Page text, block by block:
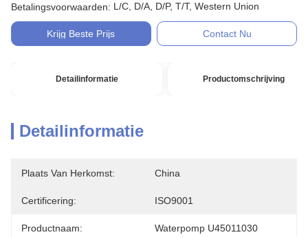
Betalingsvoorwaarden: L/C, D/A, D/P, T/T, Western Union
Krijg Beste Prijs Contact Nu
Detailinformatie Productomschrijving
Detailinformatie
Plaats Van Herkomst: China
Certificering: ISO9001
Productnaam: Waterpomp U45011030